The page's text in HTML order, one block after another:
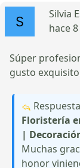
Silvia
hace
Súper
gusto
Floristería
|
Muchas
honor